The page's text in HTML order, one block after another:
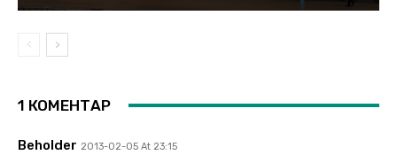
1 КОМЕНТАР
Beholder 2013-02-05 At 23:15